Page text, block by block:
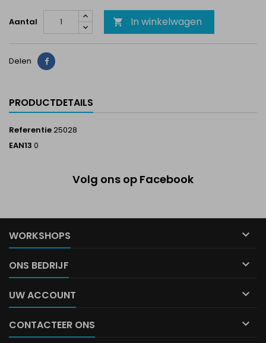
Aantal  In winkelwagen
Delen Delen
PRODUCTDETAILS
Referentie25028
EAN13 0
Volg ons op Facebook
WORKSHOPS 
ONS BEDRIJF 
UW ACCOUNT 
CONTACTEER ONS 